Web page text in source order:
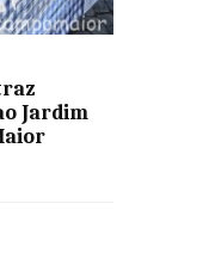
Jardim